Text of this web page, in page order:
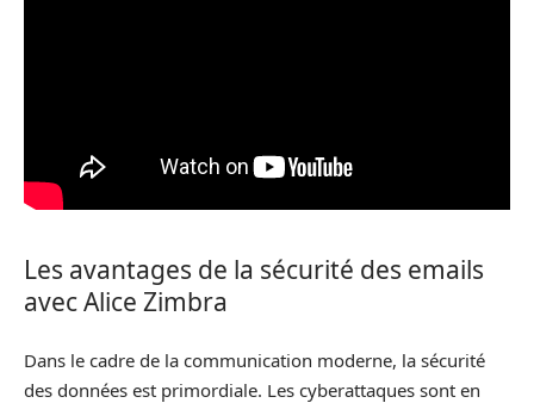
Les avantages de la sécurité des emails
avec Alice Zimbra
Dans le cadre de la communication moderne, la sécurité
des données est primordiale. Les cyberattaques sont en